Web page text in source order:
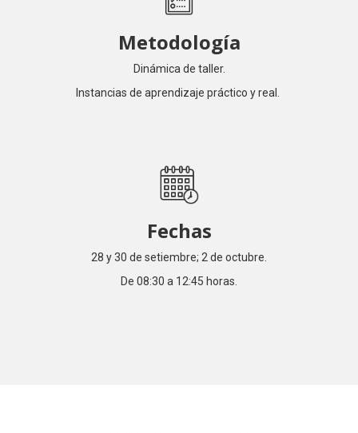
Metodología
Dinámica de taller.
Instancias de aprendizaje práctico y real.
Fechas
28 y 30 de setiembre; 2 de octubre.
De 08:30 a 12:45 horas.